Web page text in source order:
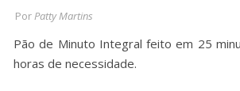
PorPatty Martins
Pão de Minuto Integral feito em 25
horas de necessidade.